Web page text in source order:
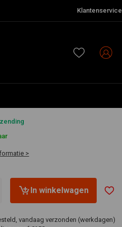
Klantenservice
dubbele schijf
>
In winkelwagen
vandaag verzonden (werkdagen)